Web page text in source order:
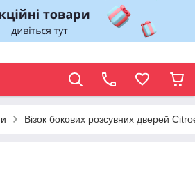
Візок бокових розсувних дверей